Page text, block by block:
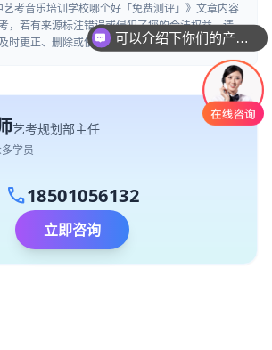
艺考音乐培训学校哪个好「免费测评」》文章内容
，若有来源标注错误或侵犯了您的合法权益，请
时更正、删除或依法处理。(QQ:2446111314)
艺考规划部主任
学员
call18501056132
立即咨询
可以介绍下你们的产品么